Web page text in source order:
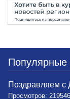
Популярные
Поздравляем с
Просмотров: 219546